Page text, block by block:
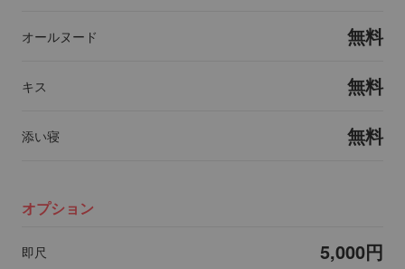
オールヌード 無料
キス 無料
添い寝 無料
オプション
即尺 5,000円